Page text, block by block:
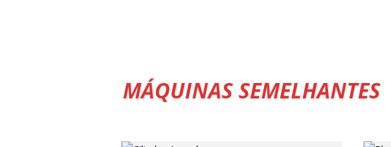
MÁQUINAS SEMELHANTES